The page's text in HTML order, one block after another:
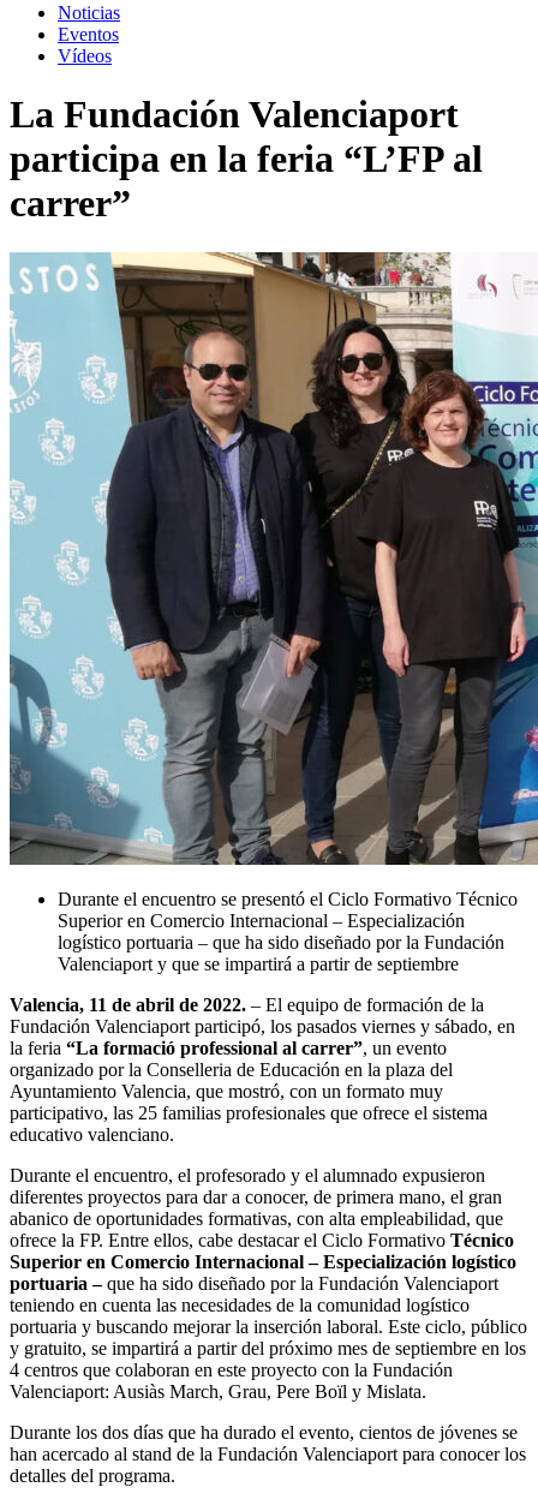
Noticias
Eventos
Vídeos
La Fundación Valenciaport
participa en la feria “L’FP al
carrer”
Durante el encuentro se presentó el Ciclo Formativo Técnico
Superior en Comercio Internacional – Especialización
logístico portuaria – que ha sido diseñado por la Fundación
Valenciaport y que se impartirá a partir de septiembre
Valencia, 11 de abril de 2022. – El equipo de formación de la
Fundación Valenciaport participó, los pasados viernes y sábado, en
la feria “La formació professional al carrer”, un evento
organizado por la Conselleria de Educación en la plaza del
Ayuntamiento Valencia, que mostró, con un formato muy
participativo, las 25 familias profesionales que ofrece el sistema
educativo valenciano.
Durante el encuentro, el profesorado y el alumnado expusieron
diferentes proyectos para dar a conocer, de primera mano, el gran
abanico de oportunidades formativas, con alta empleabilidad, que
ofrece la FP. Entre ellos, cabe destacar el Ciclo Formativo Técnico
Superior en Comercio Internacional – Especialización logístico
portuaria –que ha sido diseñado por la Fundación Valenciaport
teniendo en cuenta las necesidades de la comunidad logístico
portuaria y buscando mejorar la inserción laboral. Este ciclo, público
y gratuito, se impartirá a partir del próximo mes de septiembre en los
4 centros que colaboran en este proyecto con la Fundación
Valenciaport: Ausiàs March, Grau, Pere Boïl y Mislata.
Durante los dos días que ha durado el evento, cientos de jóvenes se
han acercado al stand de la Fundación Valenciaport para conocer los
detalles del programa.